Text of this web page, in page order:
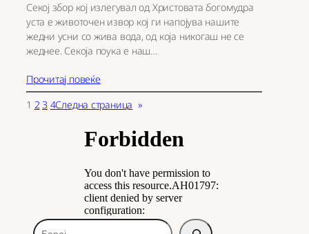
Секој збор кој излегувал од Христовата богомудра
уста е животочен извор кој ги напојува нашите
жедни усни со жива вода, од која никогаш не се
жеднее. Секоја поука е наш…
Прочитај повеќе
1 2 3 4Следна страница »
Б